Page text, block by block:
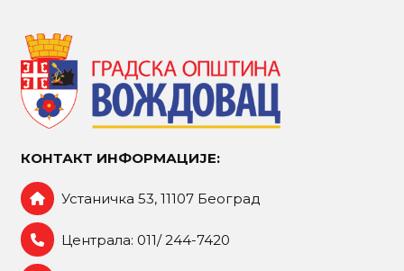
КОНТАКТ ИНФОРМАЦИЈЕ:
Устаничка 53, 11107 Београд
Централа: 011/ 244-7420